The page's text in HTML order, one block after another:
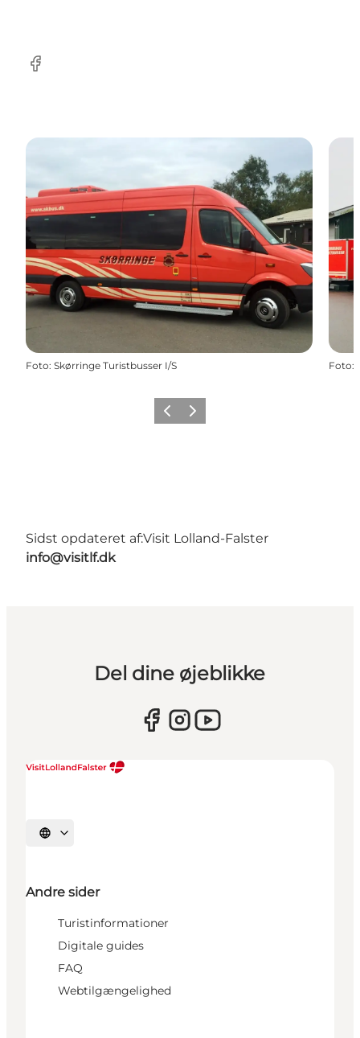
Facebook
Foto: Skørringe Turistbusser I/S Foto:
ForrigeNæste
Sidst opdateret af:Visit Lolland-Falster
info@visitlf.dk
Del dine øjeblikke
Vælg sprog
Andre sider
Turistinformationer
Digitale guides
FAQ
Webtilgængelighed